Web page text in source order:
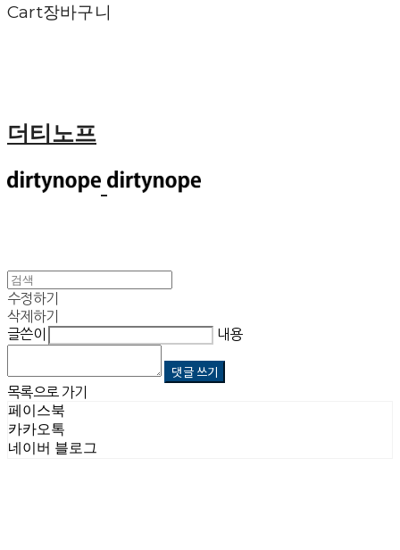
Cart장바구니
더티노프
수정하기
삭제하기
글쓴이
내용
댓글 쓰기
목록으로 가기
페이스북
카카오톡
네이버 블로그